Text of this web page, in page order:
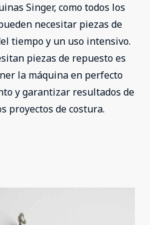
Singer, como todos los
necesitar piezas de
tiempo y un uso intensivo.
piezas de repuesto es
la máquina en perfecto
y garantizar resultados de
proyectos de costura.